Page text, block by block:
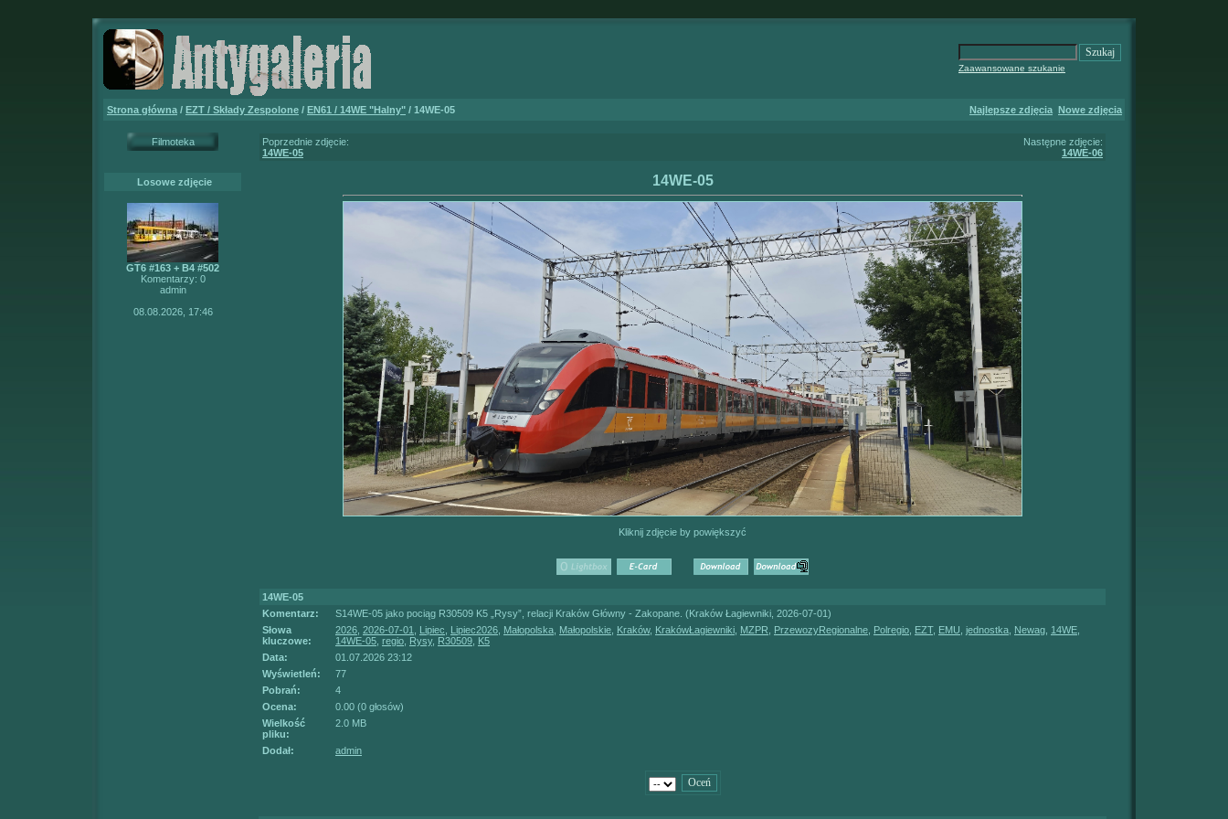
Zaawansowane szukanie
Strona główna / EZT / Składy Zespolone / EN61 / 14WE "Halny" / 14WE-05 Najlepsze zdjęcia Nowe zdjęcia
Filmoteka
Losowe zdjęcie
GT6 #163 + B4 #502
Komentarzy: 0
admin
08.08.2026, 17:46
Poprzednie zdjęcie:
14WE-05
Następne zdjęcie:
14WE-06
14WE-05
Kliknij zdjęcie by powiększyć
14WE-05
Komentarz:
S14WE-05 jako pociąg R30509 K5 „Rysy”, relacji Kraków Główny - Zakopane. (Kraków Łagiewniki, 2026-07-01)
Słowa
kluczowe:
2026 2026-07-01 Lipiec Lipiec2026 Małopolska Małopolskie Kraków, KrakówŁagiewniki MZPR PrzewozyRegionalne Polregio EZT, EMU jednostka Newag 14WE
14WE-05 regio Rysy, R30509 K5
Data:
01.07.2026 23:12
Wyświetleń:
77
Pobrań:
4
Ocena:
0.00 (0 głosów)
Wielkość
pliku:
2.0 MB
Dodał: admin